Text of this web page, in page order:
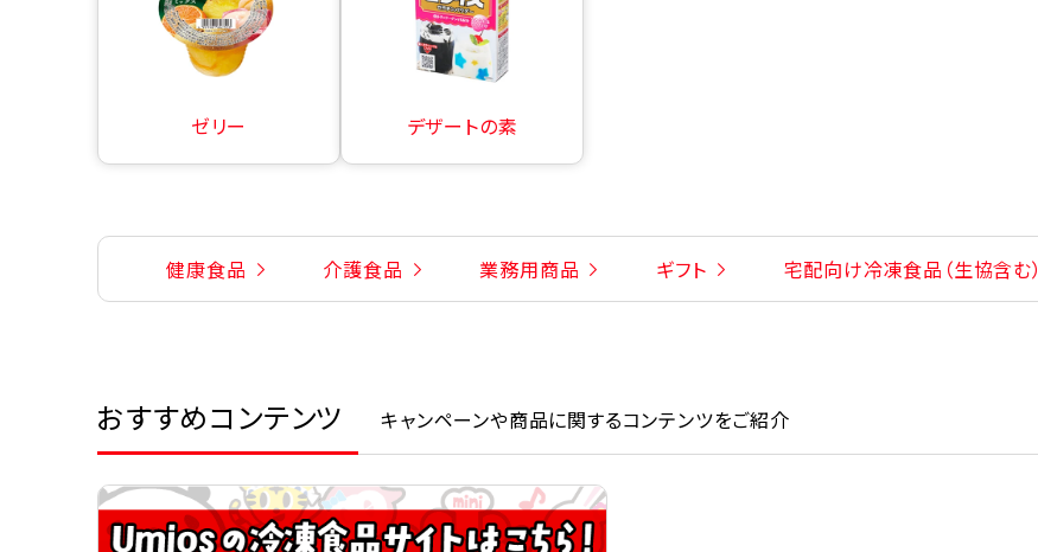
ゼリー デザートの素
健康食品 介護食品 業務用商品 ギフト 宅配向け冷凍食品（生協含む）
おすすめコンテンツ キャンペーンや商品に関するコンテンツをご紹介